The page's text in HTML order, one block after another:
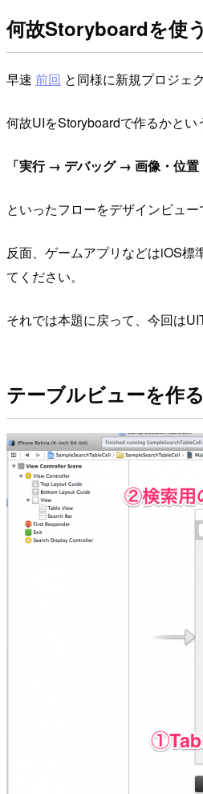
何故Storyboardを使
早速 前回 と同様に新規プロジェ
何故UIをStoryboardで作るかとい
「実行 → デバッグ → 画像・位置
といったフローをデザインビュ
反面、ゲームアプリなどはiOS標
てください。
それでは本題に戻って、今回は
テーブルビューを作る